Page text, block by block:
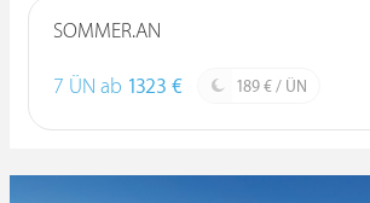
SOMMER.AN
7 ÜN ab 1323 € 189 € / ÜN